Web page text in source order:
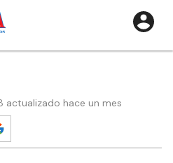
actualizado hace un mes